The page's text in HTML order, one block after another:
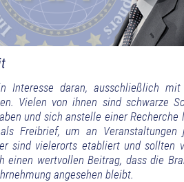
Interesse daran, ausschließlich mit
Vielen von ihnen sind schwarze
und sich anstelle einer Recherche
Freibrief, um an Veranstaltungen
sind vielerorts etabliert und sollten
wertvollen Beitrag, dass die
angesehen bleibt.